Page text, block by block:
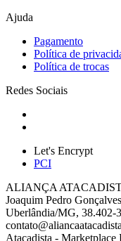
Ajuda
Pagamento
Política de
Política de trocas
Redes Sociais
Let's Encrypt
PCI
ALIANÇA
Joaquim Pedro
Uberlândia/MG, 38.402-
Atacadista - Marketplace